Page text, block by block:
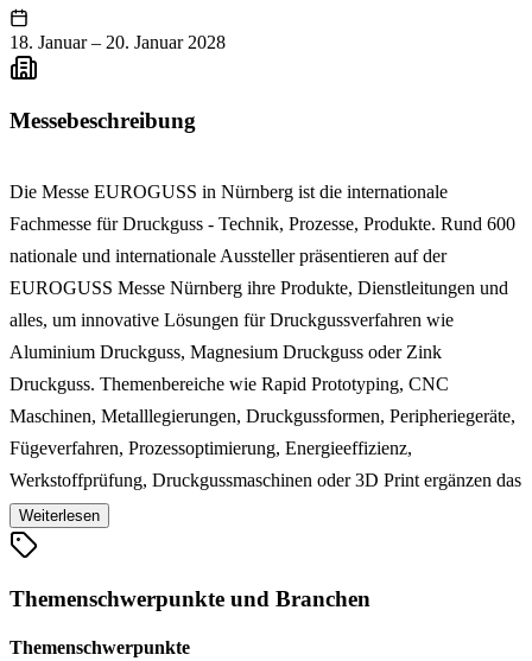
18. Januar – 20. Januar 2028
Messebeschreibung
Die Messe EUROGUSS in Nürnberg ist die internationale
Fachmesse für Druckguss - Technik, Prozesse, Produkte. Rund 600
nationale und internationale Aussteller präsentieren auf der
EUROGUSS Messe Nürnberg ihre Produkte, Dienstleitungen und
alles, um innovative Lösungen für Druckgussverfahren wie
Aluminium Druckguss, Magnesium Druckguss oder Zink
Druckguss. Themenbereiche wie Rapid Prototyping, CNC
Maschinen, Metalllegierungen, Druckgussformen, Peripheriegeräte,
Fügeverfahren, Prozessoptimierung, Energieeffizienz,
Werkstoffprüfung, Druckgussmaschinen oder 3D Print ergänzen das
Ausstellerangebot. Als hochspezialisierte Veranstaltung mit
Sonderschauen, Workshops, Wettbewerben und Preisverleihungen
Fachpublikum und den Rahmen für internationalen Austausch von
Wissen, Know-how und dedizierten Informationen.
Weiterlesen
Themenschwerpunkte und Branchen
Themenschwerpunkte